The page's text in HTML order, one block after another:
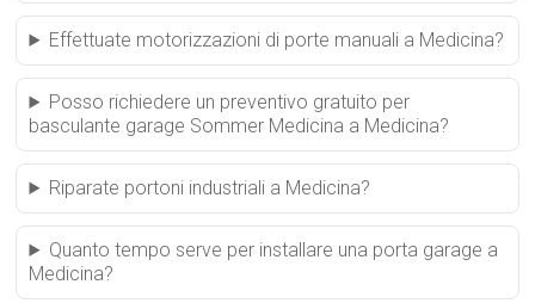
Effettuate motorizzazioni di porte manuali a Medicina?
Posso richiedere un preventivo gratuito per
basculante garage Sommer Medicina a Medicina?
Riparate portoni industriali a Medicina?
Quanto tempo serve per installare una porta garage a
Medicina?